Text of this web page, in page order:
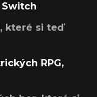
které si teď
RPG,